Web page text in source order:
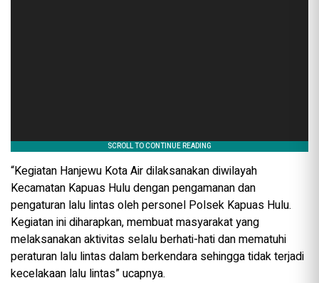
“Kegiatan Hanjewu Kota Air dilaksanakan diwilayah
Kecamatan Kapuas Hulu dengan pengamanan dan
pengaturan lalu lintas oleh personel Polsek Kapuas Hulu.
Kegiatan ini diharapkan, membuat masyarakat yang
melaksanakan aktivitas selalu berhati-hati dan mematuhi
peraturan lalu lintas dalam berkendara sehingga tidak terjadi
kecelakaan lalu lintas” ucapnya.